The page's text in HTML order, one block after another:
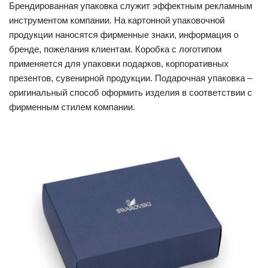
Брендированная упаковка служит эффектным рекламным
инструментом компании. На картонной упаковочной
продукции наносятся фирменные знаки, информация о
бренде, пожелания клиентам. Коробка с логотипом
применяется для упаковки подарков, корпоративных
презентов, сувенирной продукции. Подарочная упаковка –
оригинальный способ оформить изделия в соответствии с
фирменным стилем компании.